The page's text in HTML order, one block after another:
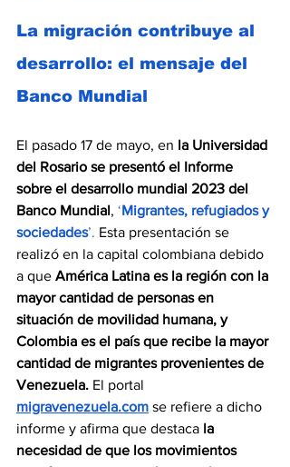
La migración contribuye al
desarrollo: el mensaje del
Banco Mundial
El pasado 17 de mayo, en la Universidad
del Rosario se presentó el Informe
sobre el desarrollo mundial 2023 del
Banco Mundial, ‘Migrantes, refugiados y
sociedades’. Esta presentación se
realizó en la capital colombiana debido
a que América Latina es la región con la
mayor cantidad de personas en
situación de movilidad humana, y
Colombia es el país que recibe la mayor
cantidad de migrantes provenientes de
Venezuela. El portal
migravenezuela.com se refiere a dicho
informe y afirma que destaca la
necesidad de que los movimientos